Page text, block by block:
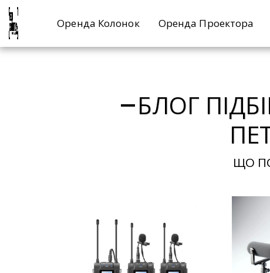
Оренда Колонок Оренда Проектора
БЛОГ
ЩО